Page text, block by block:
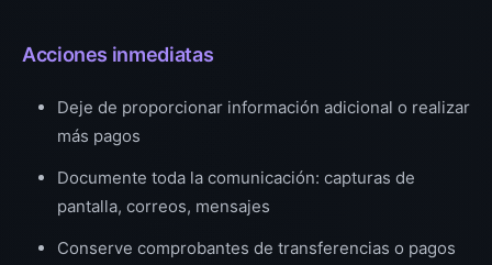
Acciones inmediatas
Deje de proporcionar información adicional o realizar
más pagos
Documente toda la comunicación: capturas de
pantalla, correos, mensajes
Conserve comprobantes de transferencias o pagos